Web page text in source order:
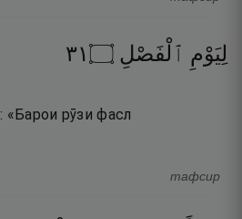
لِيَوْمِ ٱلْفَصْلِ ۝١٣
рӯзи фасл
тафсир